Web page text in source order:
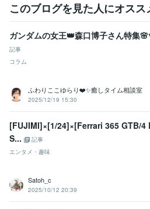
このブログを見た人にオスス
ガンダムの女王👑森口博子さん特集
記事
コラム
ふわりここゆらり❤️✨癒しタイム相談室
2025/12/19 15:30
[FUJIMI]×[1/24]×[Ferrari 365 GTB/4
S...
記事
エンタメ・趣味
Satoh_c
2025/10/12 20:39